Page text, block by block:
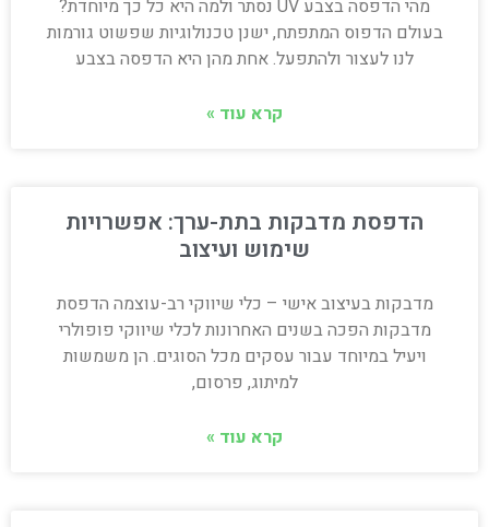
מהי הדפסה בצבע UV נסתר ולמה היא כל כך מיוחדת?
בעולם הדפוס המתפתח, ישנן טכנולוגיות שפשוט גורמות
לנו לעצור ולהתפעל. אחת מהן היא הדפסה בצבע
קרא עוד »
הדפסת מדבקות בתת-ערך: אפשרויות
שימוש ועיצוב
מדבקות בעיצוב אישי – כלי שיווקי רב-עוצמה הדפסת
מדבקות הפכה בשנים האחרונות לכלי שיווקי פופולרי
ויעיל במיוחד עבור עסקים מכל הסוגים. הן משמשות
למיתוג, פרסום,
קרא עוד »